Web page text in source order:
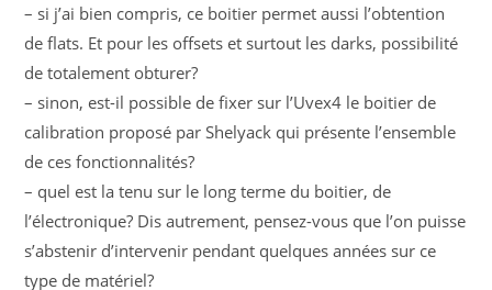
– si j’ai bien compris, ce boitier permet aussi l’obtention
de flats. Et pour les offsets et surtout les darks, possibilité
de totalement obturer?
– sinon, est-il possible de fixer sur l’Uvex4 le boitier de
calibration proposé par Shelyack qui présente l’ensemble
de ces fonctionnalités?
– quel est la tenu sur le long terme du boitier, de
l’électronique? Dis autrement, pensez-vous que l’on puisse
s’abstenir d’intervenir pendant quelques années sur ce
type de matériel?